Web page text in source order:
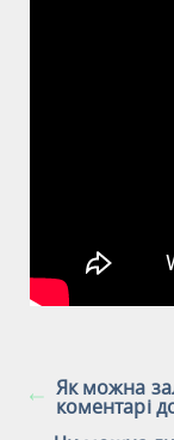
Як можна
коментарі